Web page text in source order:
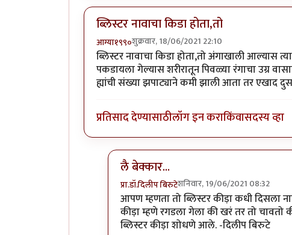
ब्लिस्टर नावाचा किडा होता,तो
आग्या१९९०शुक्रवार, 18/06/2021 22:10
ब्लिस्टर नावाचा किडा होता,तो अंगाखाली आल्यास
पकडायला गेल्यास शरीरातून पिवळ्या रंगाचा उग्र
ह्यांची संख्या झपाट्याने कमी झाली आता तर एखाद
प्रतिसाद देण्यासाठीलॉग इन कराकिंवासदस्य व्हा
लै बेक्कार...
प्रा.डॉ.दिलीप बिरुटेशनिवार, 19/06/2021 08:32
In reply toब्लिस्टर नावाचा किडा होता,तोby
आपण म्हणता तो ब्लिस्टर कीड़ा कधी दिसला
कीड़ा म्हणे रगडला गेला की खरं तर तो चावतो
ब्लिस्टर कीड़ा शोधणे आले. -दिलीप बिरुटे